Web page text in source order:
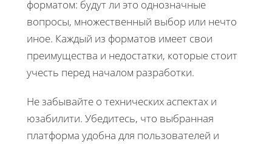
форматом: будут ли это однозначные
вопросы, множественный выбор или нечто
иное. Каждый из форматов имеет свои
преимущества и недостатки, которые стоит
учесть перед началом разработки.
Не забывайте о технических аспектах и
юзабилити. Убедитесь, что выбранная
платформа удобна для пользователей и